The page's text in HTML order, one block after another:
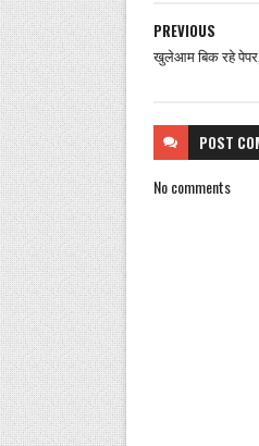
PREVIOUS
खुलेआम बिक रहे पेपर,
POST
No comments